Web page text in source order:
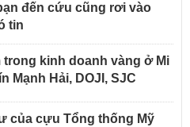
đến cứu cũng rơi vào
tin
trong kinh doanh vàng ở Mi
Mạnh Hải, DOJI, SJC
của cựu Tổng thống Mỹ